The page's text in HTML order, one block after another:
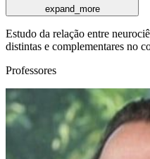
expand_more
Estudo da relação entre
distintas e complementares no
Professores